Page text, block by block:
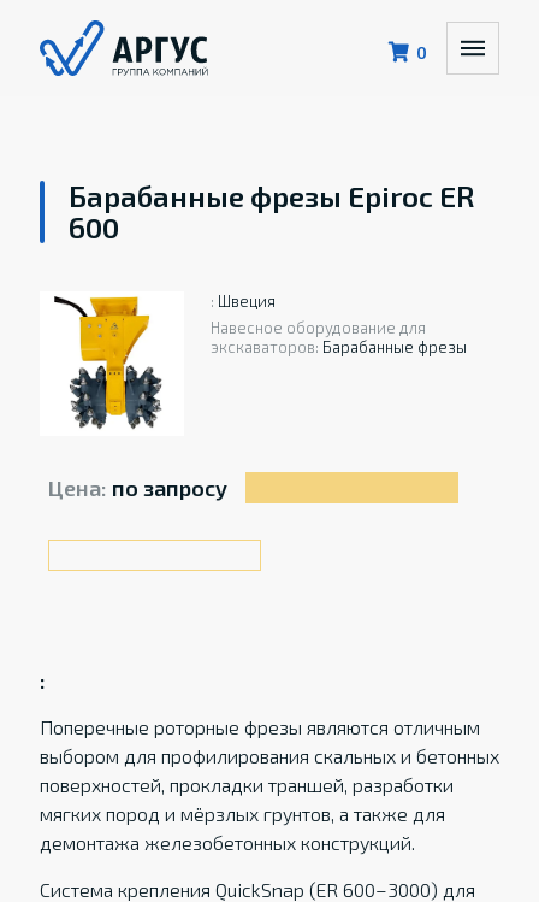
0
Барабанные фрезы Epiroc ER
600
: Швеция
Навесное оборудование для
экскаваторов: Барабанные фрезы
Цена: по запросу
:
Поперечные роторные фрезы являются отличным
выбором для профилирования скальных и бетонных
поверхностей, прокладки траншей, разработки
мягких пород и мёрзлых грунтов, а также для
демонтажа железобетонных конструкций.
Система крепления QuickSnap (ER 600–3000) для